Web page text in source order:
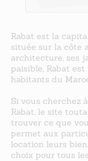
Rabat est la
située sur la côte
architecture, ses
paisible, Rabat
habitants du
Si vous cherchez
Rabat, le site
trouver ce que
permet aux
location leurs
choix pour tous